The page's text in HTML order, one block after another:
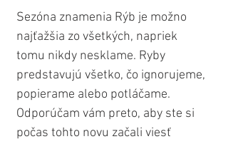
Sezóna znamenia Rýb je možno
najťažšia zo všetkých, napriek
tomu nikdy nesklame. Ryby
predstavujú všetko, čo ignorujeme,
popierame alebo potláčame.
Odporúčam vám preto, aby ste si
počas tohto novu začali viesť